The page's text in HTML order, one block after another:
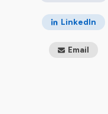
LinkedIn
Email